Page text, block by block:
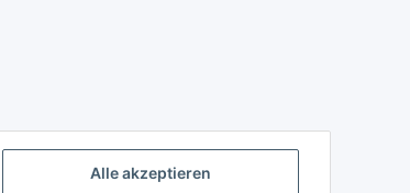
Alle akzeptieren